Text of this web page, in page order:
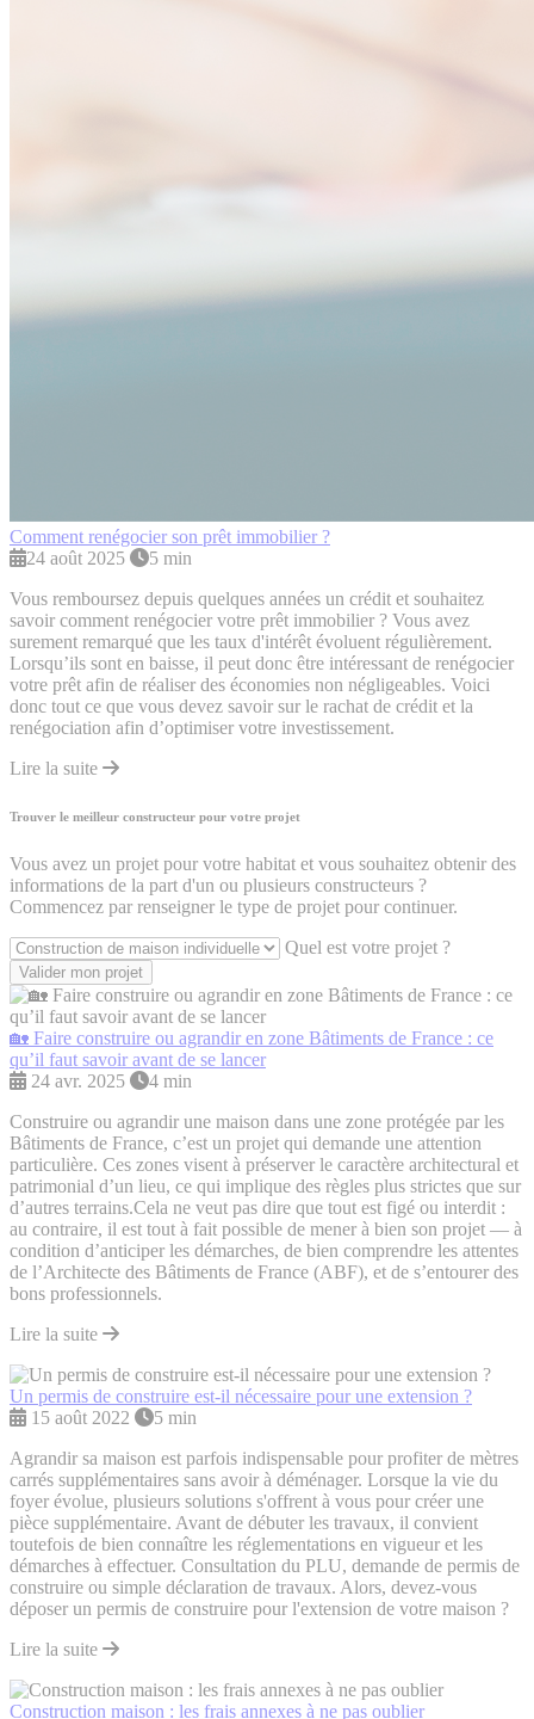
Comment renégocier son prêt immobilier ?
24 août 2025
5 min
Vous remboursez depuis quelques années un crédit et souhaitez
savoir comment renégocier votre prêt immobilier ? Vous avez
surement remarqué que les taux d'intérêt évoluent régulièrement.
Lorsqu’ils sont en baisse, il peut donc être intéressant de renégocier
votre prêt afin de réaliser des économies non négligeables. Voici
donc tout ce que vous devez savoir sur le rachat de crédit et la
renégociation afin d’optimiser votre investissement.
Lire la suite
Trouver le meilleur constructeur pour votre projet
Vous avez un projet pour votre habitat et vous souhaitez obtenir des
informations de la part d'un ou plusieurs constructeurs ?
Commencez par renseigner le type de projet pour continuer.
Quel est votre projet ?
Valider mon projet
🏡 Faire construire ou agrandir en zone Bâtiments de France : ce
qu’il faut savoir avant de se lancer
24 avr. 2025
4 min
Construire ou agrandir une maison dans une zone protégée par les
Bâtiments de France, c’est un projet qui demande une attention
particulière. Ces zones visent à préserver le caractère architectural et
patrimonial d’un lieu, ce qui implique des règles plus strictes que sur
d’autres terrains.Cela ne veut pas dire que tout est figé ou interdit :
au contraire, il est tout à fait possible de mener à bien son projet — à
condition d’anticiper les démarches, de bien comprendre les attentes
de l’Architecte des Bâtiments de France (ABF), et de s’entourer des
bons professionnels.
Lire la suite
Un permis de construire est-il nécessaire pour une extension ?
15 août 2022
5 min
Agrandir sa maison est parfois indispensable pour profiter de mètres
carrés supplémentaires sans avoir à déménager. Lorsque la vie du
foyer évolue, plusieurs solutions s'offrent à vous pour créer une
pièce supplémentaire. Avant de débuter les travaux, il convient
toutefois de bien connaître les réglementations en vigueur et les
démarches à effectuer. Consultation du PLU, demande de permis de
construire ou simple déclaration de travaux. Alors, devez-vous
déposer un permis de construire pour l'extension de votre maison ?
Lire la suite
Construction maison : les frais annexes à ne pas oublier